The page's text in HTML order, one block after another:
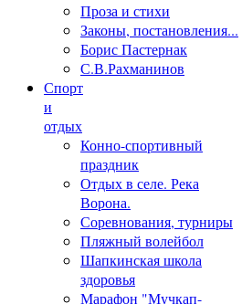
Проза и стихи
Законы, постановления...
Борис Пастернак
С.В.Рахманинов
Спорт
и
отдых
Конно-спортивный
праздник
Отдых в селе. Река
Ворона.
Соревнования, турниры
Пляжный волейбол
Шапкинская школа
здоровья
Марафон "Мучкап-